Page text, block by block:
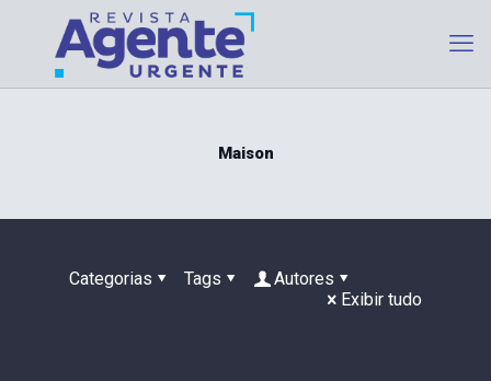
Maison
Categorias Tags
Autores
Exibir tudo